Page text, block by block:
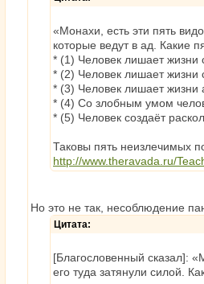
«Монахи, есть эти пять
которые ведут в ад. Какие
* (1) Человек лишает жизни
* (2) Человек лишает жизни
* (3) Человек лишает жизни
* (4) Со злобным умом
* (5) Человек создаёт
Таковы пять неизлечимых
http://www.theravada.ru/
Но это не так, несоблюдение
Цитата:
[Благословенный сказал]:
его туда затянули силой.